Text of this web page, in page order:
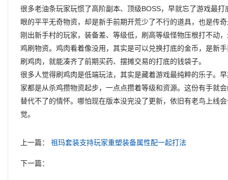
很多老油条玩家玩惯了高阶副本、顶级BOSS，早就忘了游戏最
眼的平平无奇物资，却是新手前期开荒少了不行的道具，也是传
刚出新手村的玩家，装备差、等级低，刷高等级怪物压根打不动
鸡刷物资。鸡肉看着像没用，其实是可以兑换打底的金币，是新
刷鸡肉，就能凑齐了前期买药、摆摊交易的打底的钱袋子。
很多人觉得刷鸡肉是低端玩法，其实是藏着游戏最纯粹的乐子。
家都是从杀鸡攒物资起步，一点点攒着等级和资源。这份有手就
替代不了的情怀。哪怕现在版本没完没了更新，依旧有老鸟上线
觉。
上一篇：祖玛套装支持玩家重塑装备属性配一起打法
下一篇：